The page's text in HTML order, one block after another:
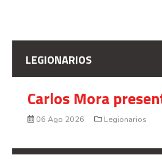
LEGIONARIOS
Carlos Mora
06 Ago 2026 Legionarios